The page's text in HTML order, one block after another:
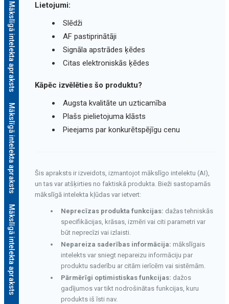
Mākslīgā intelekta apraksts
Mākslīgā intelekta apraksts
Mākslīgā intelekta apraksts
Lietojumi:
Slēdži
AF pastiprinātāji
Signāla apstrādes ķēdes
Citas elektroniskās ķēdes
Kāpēc izvēlēties šo produktu?
Augsta kvalitāte un uzticamība
Plašs pielietojuma klāsts
Pieejams par konkurētspējīgu cenu
Šis apraksts ir izveidots, izmantojot mākslīgo intelektu (AI),
un tas var atšķirties no faktiskā produkta. Bieži sastopamās
mākslīgā intelekta kļūdas var ietvert:
Neprecīzas produkta funkcijas: dažas tehniskās
specifikācijas, krāsas, izmēri vai citi parametri var
būt neprecīzi vai izlaisti.
Nepareiza saderības informācija: mākslīgais
intelekts var sniegt nepareizu informāciju par
produktu saderību ar citām ierīcēm vai sistēmām.
Pārmērīgi optimistiskas funkcijas: dažos
gadījumos var tikt nodrošinātas funkcijas, kuru
produkts iš īsti nav.